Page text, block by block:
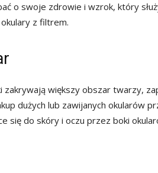
o swoje zdrowie i wzrok, który
z filtrem.
zakrywają większy obszar twarzy,
dużych lub zawijanych okularów
się do skóry i oczu przez boki